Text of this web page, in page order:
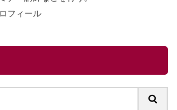
フィール